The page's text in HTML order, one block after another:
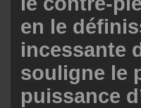
en le
incessante
souligne le
puissance